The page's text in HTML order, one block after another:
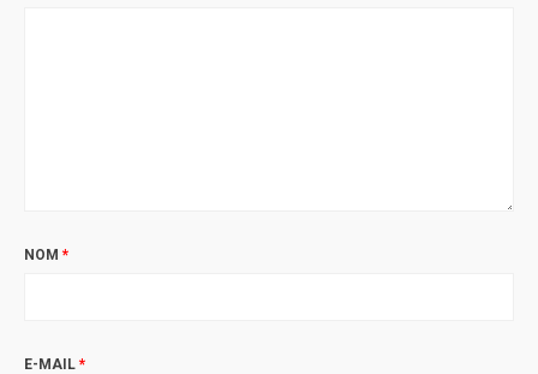
NOM *
E-MAIL *